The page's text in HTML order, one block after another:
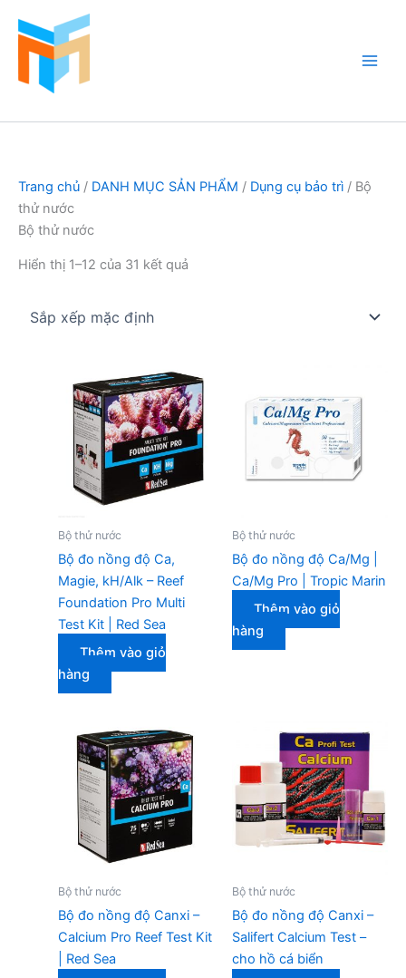
Trang chủ / DANH MỤC SẢN PHẨM / Dụng cụ bảo trì / Bộ
thử nước
Bộ thử nước
Hiển thị 1–12 của 31 kết quả
Bộ thử nước
Bộ đo nồng độ Ca,
Magie, kH/Alk – Reef
Foundation Pro Multi
Test Kit | Red Sea
Thêm vào giỏ
hàng
Bộ thử nước
Bộ đo nồng độ Ca/Mg |
Ca/Mg Pro | Tropic Marin
Thêm vào giỏ
hàng
Bộ thử nước
Bộ đo nồng độ Canxi –
Calcium Pro Reef Test Kit
| Red Sea
Bộ thử nước
Bộ đo nồng độ Canxi –
Salifert Calcium Test –
cho hồ cá biển